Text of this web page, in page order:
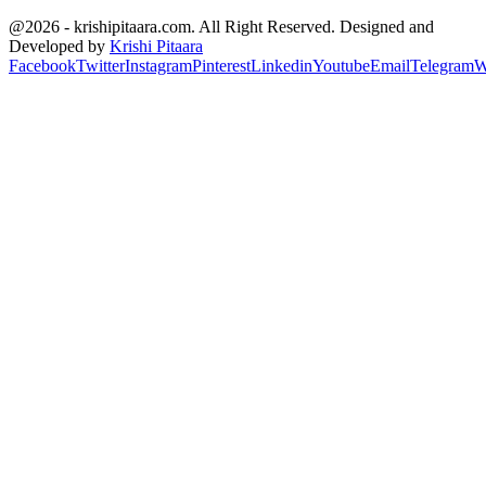
@2026 - krishipitaara.com. All Right Reserved. Designed and
Developed by Krishi Pitaara
FacebookTwitterInstagramPinterestLinkedinYoutubeEmailTelegram